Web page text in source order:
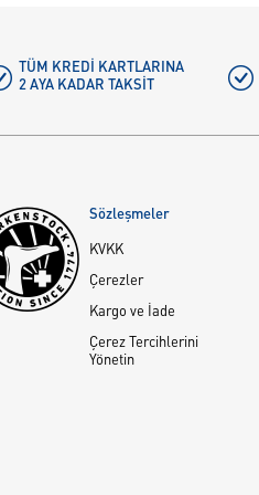
TÜM KREDI KARTLARINA
2 AYA KADAR TAKSIT
Sözleşmeler
KVKK
Çerezler
Kargo ve İade
Çerez Tercihlerini
Yönetin